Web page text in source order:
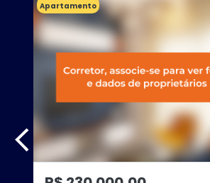
Apartamento